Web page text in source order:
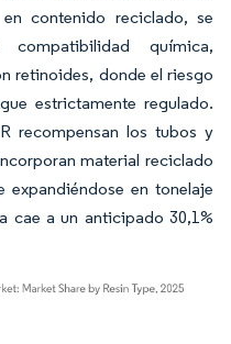
contenido reciclado, se
química,
retinoides, donde el riesgo
estrictamente regulado.
recompensan los tubos y
material reciclado
en tonelaje
cae a un anticipado 30,1%